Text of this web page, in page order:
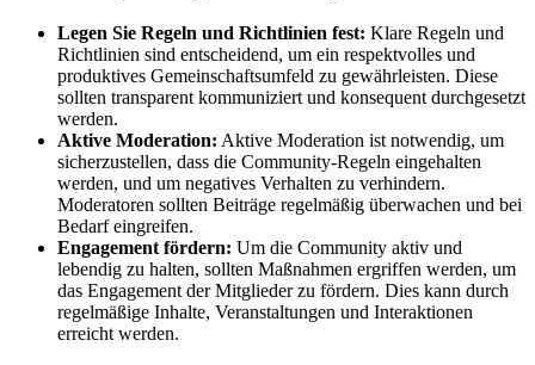
Legen Sie Regeln und Richtlinien fest: Klare Regeln und
Richtlinien sind entscheidend, um ein respektvolles und
produktives Gemeinschaftsumfeld zu gewährleisten. Diese
sollten transparent kommuniziert und konsequent durchgesetzt
werden.
Aktive Moderation: Aktive Moderation ist notwendig, um
sicherzustellen, dass die Community-Regeln eingehalten
werden, und um negatives Verhalten zu verhindern.
Moderatoren sollten Beiträge regelmäßig überwachen und bei
Bedarf eingreifen.
Engagement fördern: Um die Community aktiv und
lebendig zu halten, sollten Maßnahmen ergriffen werden, um
das Engagement der Mitglieder zu fördern. Dies kann durch
regelmäßige Inhalte, Veranstaltungen und Interaktionen
erreicht werden.